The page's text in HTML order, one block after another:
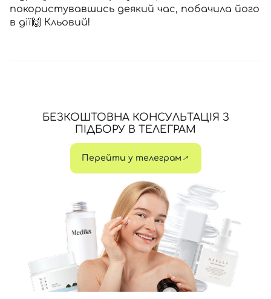
покористувавшись деякий час, побачила його
в дії🙌 Кльовий!
БЕЗКОШТОВНА КОНСУЛЬТАЦІЯ З
ПІДБОРУ В ТЕЛЕГРАМ
Перейти у телеграм